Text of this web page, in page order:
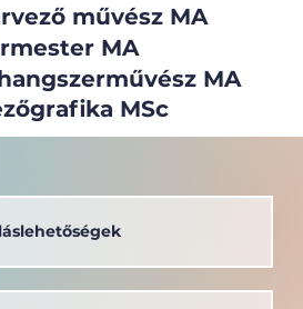
művész MA
MA
MA
MSc